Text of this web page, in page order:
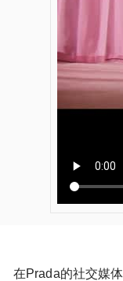
在Prada的社交媒